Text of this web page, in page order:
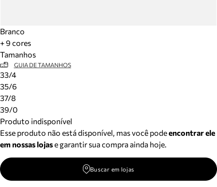
Branco
+ 9 cores
Tamanhos
GUIA DE TAMANHOS
33/4
35/6
37/8
39/0
Produto indisponível
Esse produto não está disponível, mas você podeencontrar ele
em nossas lojase garantir sua compra ainda hoje.
Buscar em lojas